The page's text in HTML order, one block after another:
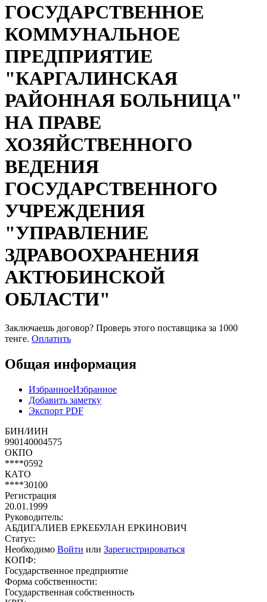
ГОСУДАРСТВЕННОЕ
КОММУНАЛЬНОЕ
ПРЕДПРИЯТИЕ
"КАРГАЛИНСКАЯ
РАЙОННАЯ БОЛЬНИЦА"
НА ПРАВЕ
ХОЗЯЙСТВЕННОГО
ВЕДЕНИЯ
ГОСУДАРСТВЕННОГО
УЧРЕЖДЕНИЯ
"УПРАВЛЕНИЕ
ЗДРАВООХРАНЕНИЯ
АКТЮБИНСКОЙ
ОБЛАСТИ"
Заключаешь договор? Проверь этого поставщика за 1000
тенге. Оплатить
Общая информация
ИзбранноеИзбранное
Добавить заметку
Экспорт PDF
БИН/ИИН
990140004575
ОКПО
****0592
КАТО
****30100
Регистрация
20.01.1999
Руководитель:
АБДИГАЛИЕВ ЕРКЕБУЛАН ЕРКИНОВИЧ
Статус:
Необходимо Войти или Зарегистрироваться
КОПФ:
Государственное предприятие
Форма собственности:
Государственная собственность